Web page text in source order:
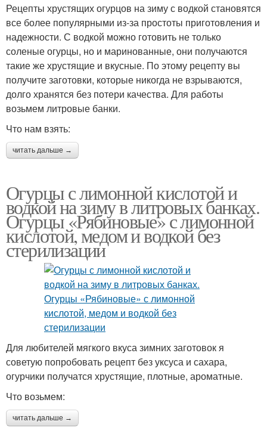
Рецепты хрустящих огурцов на зиму с водкой становятся
все более популярными из-за простоты приготовления и
надежности. С водкой можно готовить не только
соленые огурцы, но и маринованные, они получаются
такие же хрустящие и вкусные. По этому рецепту вы
получите заготовки, которые никогда не взрываются,
долго хранятся без потери качества. Для работы
возьмем литровые банки.
Что нам взять:
читать дальше →
Огурцы с лимонной кислотой и
водкой на зиму в литровых банках.
Огурцы «Рябиновые» с лимонной
кислотой, медом и водкой без
стерилизации
Для любителей мягкого вкуса зимних заготовок я
советую попробовать рецепт без уксуса и сахара,
огурчики получатся хрустящие, плотные, ароматные.
Что возьмем:
читать дальше →